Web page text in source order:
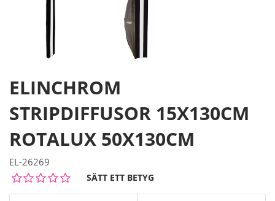
ELINCHROM
STRIPDIFFUSOR 15X130CM
ROTALUX 50X130CM
EL-26269
SÄTT ETT BETYG